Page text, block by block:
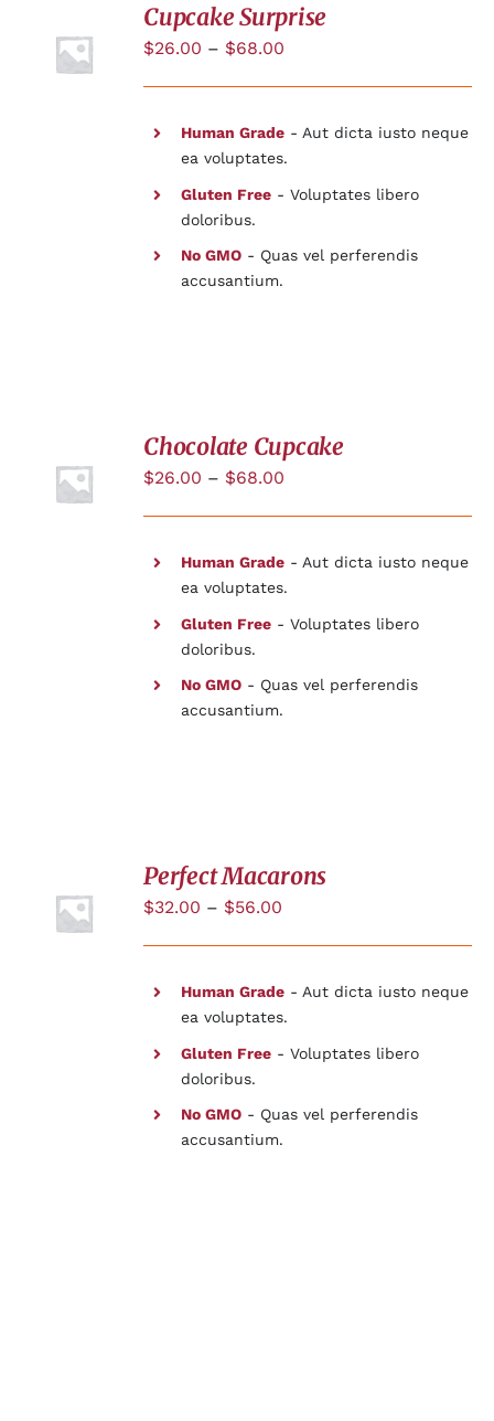
DÉTAILS
Cupcake Surprise
$26.00 – $68.00
Human Grade- Aut dicta iusto neque
ea voluptates.
Gluten Free- Voluptates libero
doloribus.
No GMO- Quas vel perferendis
accusantium.
DÉTAILS
Chocolate Cupcake
$26.00 – $68.00
Human Grade- Aut dicta iusto neque
ea voluptates.
Gluten Free- Voluptates libero
doloribus.
No GMO- Quas vel perferendis
accusantium.
DÉTAILS
Perfect Macarons
$32.00 – $56.00
Human Grade- Aut dicta iusto neque
ea voluptates.
Gluten Free- Voluptates libero
doloribus.
No GMO- Quas vel perferendis
accusantium.